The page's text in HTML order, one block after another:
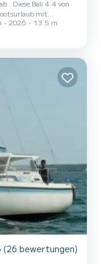
. Diese Bali 4.4 von
mit
Gesamtlänge von 14
Toiletten mit Dusche
ausgesta...
2026 13.5 m
(26 bewertungen)